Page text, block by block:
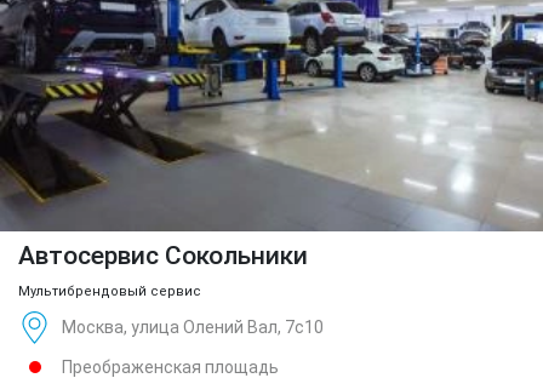
Автосервис Сокольники
Мультибрендовый сервис
Москва, улица Олений Вал, 7с10
Преображенская площадь